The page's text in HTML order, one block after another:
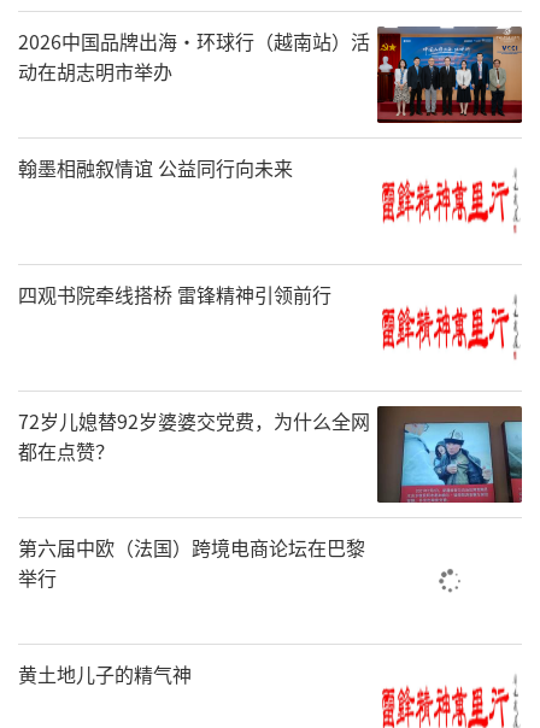
2026中国品牌出海·环球行（越南站）活
动在胡志明市举办
翰墨相融叙情谊 公益同行向未来
四观书院牵线搭桥 雷锋精神引领前行
72岁儿媳替92岁婆婆交党费，为什么全网
都在点赞？
第六届中欧（法国）跨境电商论坛在巴黎
举行
黄土地儿子的精气神